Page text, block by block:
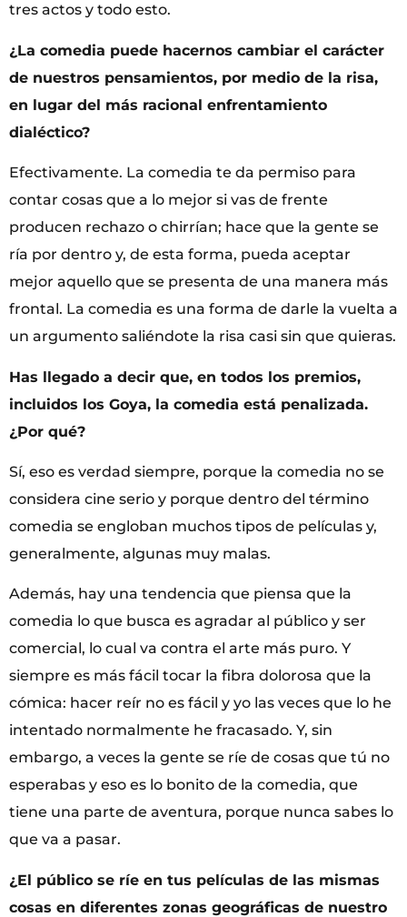
tres actos y todo esto.
¿La comedia puede hacernos cambiar el carácter
de nuestros pensamientos, por medio de la risa,
en lugar del más racional enfrentamiento
dialéctico?
Efectivamente. La comedia te da permiso para
contar cosas que a lo mejor si vas de frente
producen rechazo o chirrían; hace que la gente se
ría por dentro y, de esta forma, pueda aceptar
mejor aquello que se presenta de una manera más
frontal. La comedia es una forma de darle la vuelta a
un argumento saliéndote la risa casi sin que quieras.
Has llegado a decir que, en todos los premios,
incluidos los Goya, la comedia está penalizada.
¿Por qué?
Sí, eso es verdad siempre, porque la comedia no se
considera cine serio y porque dentro del término
comedia se engloban muchos tipos de películas y,
generalmente, algunas muy malas.
Además, hay una tendencia que piensa que la
comedia lo que busca es agradar al público y ser
comercial, lo cual va contra el arte más puro. Y
siempre es más fácil tocar la fibra dolorosa que la
cómica: hacer reír no es fácil y yo las veces que lo he
intentado normalmente he fracasado. Y, sin
embargo, a veces la gente se ríe de cosas que tú no
esperabas y eso es lo bonito de la comedia, que
tiene una parte de aventura, porque nunca sabes lo
que va a pasar.
¿El público se ríe en tus películas de las mismas
cosas en diferentes zonas geográficas de nuestro